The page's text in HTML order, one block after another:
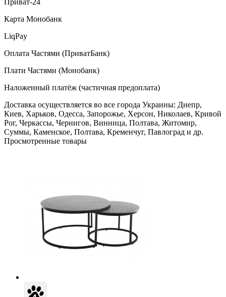
Приват-24
Карта Монобанк
LiqPay
Оплата Частями (ПриватБанк)
Плати Частями (Монобанк)
Наложенный платёж (частичная предоплата)
Доставка осуществляется во все города Украины: Днепр,
Киев, Харьков, Одесса, Запорожье, Херсон, Николаев, Кривой
Рог, Черкассы, Чернигов, Винница, Полтава, Житомир,
Суммы, Каменское, Полтава, Кременчуг, Павлоград и др.
Просмотренные товары